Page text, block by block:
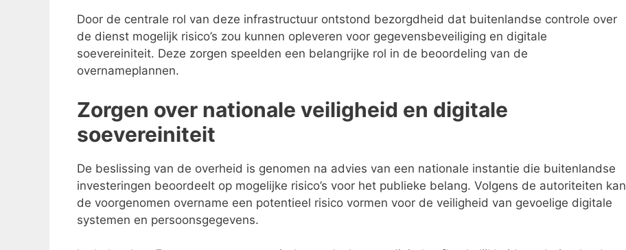
Door de centrale rol van deze infrastructuur ontstond bezorgdheid dat buitenlandse controle over
de dienst mogelijk risico’s zou kunnen opleveren voor gegevensbeveiliging en digitale
soevereiniteit. Deze zorgen speelden een belangrijke rol in de beoordeling van de
overnameplannen.
Zorgen over nationale veiligheid en digitale
soevereiniteit
De beslissing van de overheid is genomen na advies van een nationale instantie die buitenlandse
investeringen beoordeelt op mogelijke risico’s voor het publieke belang. Volgens de autoriteiten kan
de voorgenomen overname een potentieel risico vormen voor de veiligheid van gevoelige digitale
systemen en persoonsgegevens.